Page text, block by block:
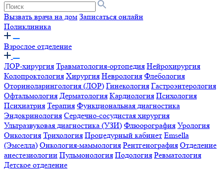
Вызвать врача на дом Записаться онлайн
Поликлиника
Взрослое отделение
ЛОР-хирургия Травматология-ортопедия Нейрохирургия
Колопроктология Хирургия Неврология Флебология
Оториноларингология (ЛОР) Гинекология Гастроэнтерология
Офтальмология Дерматология Кардиология Психология
Психиатрия Терапия Функциональная диагностика
Эндокринология Сердечно-сосудистая хирургия
Ультразвуковая диагностика (УЗИ) Флюорография Урология
Онкология Трихология Процедурный кабинет Emsella
(Эмселла) Онкология-маммология Рентгенография Отделение
анестезиологии Пульмонология Подология Ревматология
Детское отделение